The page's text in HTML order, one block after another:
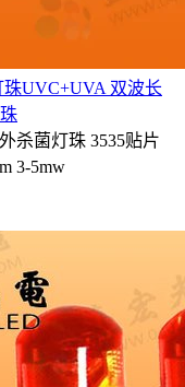
珠UVC+UVA 双波长
杀菌灯珠 3535贴片
3-5mw